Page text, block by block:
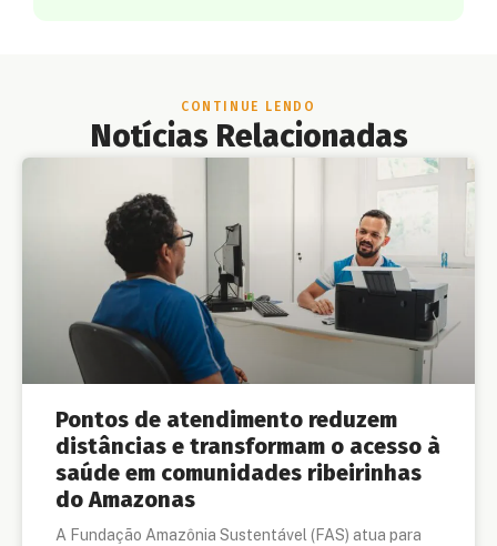
CONTINUE LENDO
Notícias Relacionadas
Pontos de atendimento reduzem
distâncias e transformam o acesso à
saúde em comunidades ribeirinhas
do Amazonas
A Fundação Amazônia Sustentável (FAS) atua para